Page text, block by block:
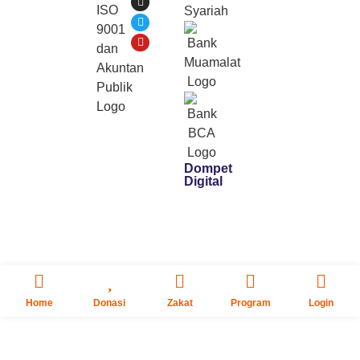
Dompet
Digital
Home Donasi Zakat Program Login